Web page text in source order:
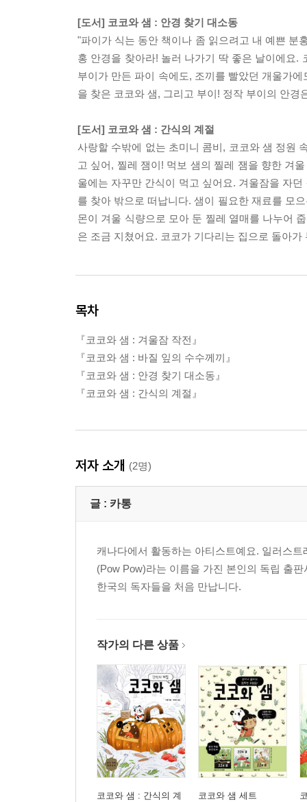
[도서] 코코와 샘 : 안경 찾기 대소동
"파이가 식는 동안 책이나 좀 읽으려고 내 예쁜 분
홍 안경을 찾아라! 놀러 나가기 딱 좋은 날이에요.
부이가 만든 파이 속에도, 조끼를 빨았던 개울가
을 찾은 코코와 샘, 그리고 부이! 정작 부이의 안경
[도서] 코코와 샘 : 간식의 계절
사랑할 수밖에 없는 초미니 콤비, 코코와 샘 정원
고 싶어, 찔레 잼이! 먹보 샘의 찔레 잼을 향한 겨
울에는 자꾸만 간식이 먹고 싶어요. 겨울잠을 자
를 찾아 밖으로 떠납니다. 샘이 필요한 재료를 모
몬이 겨울 식량으로 모아 둔 찔레 열매를 나누어
은 조금 지쳤어요. 코코가 기다리는 집으로 돌아
목차
『코코와 샘 : 겨울잠 작전』
『코코와 샘 : 바질 잎의 수수께끼』
『코코와 샘 : 안경 찾기 대소동』
『코코와 샘 : 간식의 계절』
저자 소개 (2명)
글 : 카통
캐나다에서 활동하는 아티스트예요. 일러스
(Pow Pow)라는 이름을 가진 본인의 독립 출
한국의 독자들을 처음 만납니다.
작가의 다른 상품
코코와 샘 : 간식의 계 코코와 샘 세트